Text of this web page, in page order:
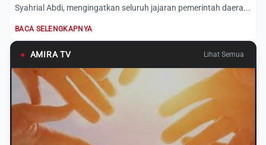
Syahrial Abdi, mengingatkan seluruh jajaran pemerintah daera...
BACA SELENGKAPNYA
● AMIRA TV Lihat Semua